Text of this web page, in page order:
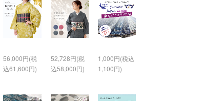
56,000円(税
込61,600円)
52,728円(税
込58,000円)
1,000円(税込
1,100円)